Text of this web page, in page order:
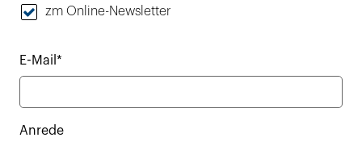
zm Online-Newsletter
E-Mail*
Anrede